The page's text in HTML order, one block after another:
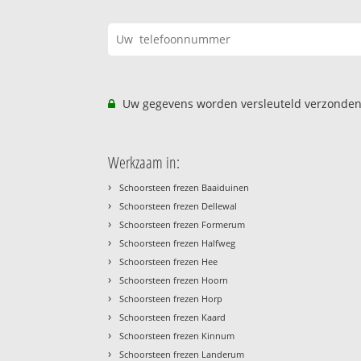
Uw gegevens worden versleuteld
Werkzaam in:
› Schoorsteen frezen Baaiduinen
› Schoorsteen frezen Dellewal
› Schoorsteen frezen Formerum
› Schoorsteen frezen Halfweg
› Schoorsteen frezen Hee
› Schoorsteen frezen Hoorn
› Schoorsteen frezen Horp
› Schoorsteen frezen Kaard
› Schoorsteen frezen Kinnum
› Schoorsteen frezen Landerum